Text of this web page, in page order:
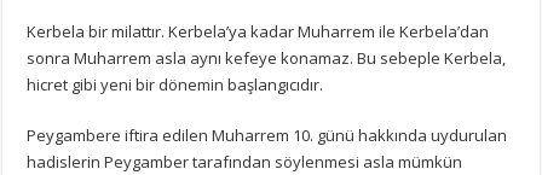
Kerbela bir milattır. Kerbela’ya kadar Muharrem ile Kerbela’dan
sonra Muharrem asla aynı kefeye konamaz. Bu sebeple Kerbela,
hicret gibi yeni bir dönemin başlangıcıdır.
Peygambere iftira edilen Muharrem 10. günü hakkında uydurulan
hadislerin Peygamber tarafından söylenmesi asla mümkün